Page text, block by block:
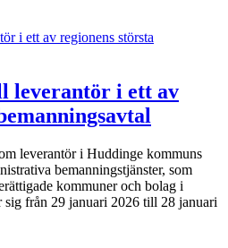
leverantör i ett av
leverantör i Huddinge kommuns
bemanningstjänster, som
kommuner och bolag i
sig från 29 januari 2026 till 28 januari